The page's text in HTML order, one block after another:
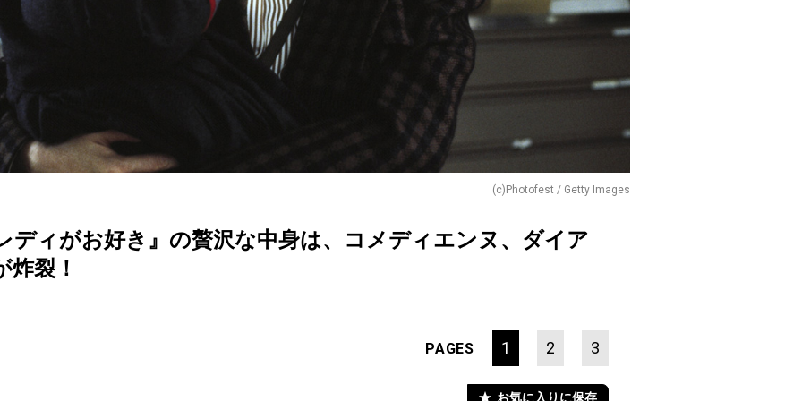
(c)Photofest / Getty Images
ディがお好き』の贅沢な中身は、コメディエンヌ、ダイア
裂！
PAGES 1 2 3
お気に入りに保存